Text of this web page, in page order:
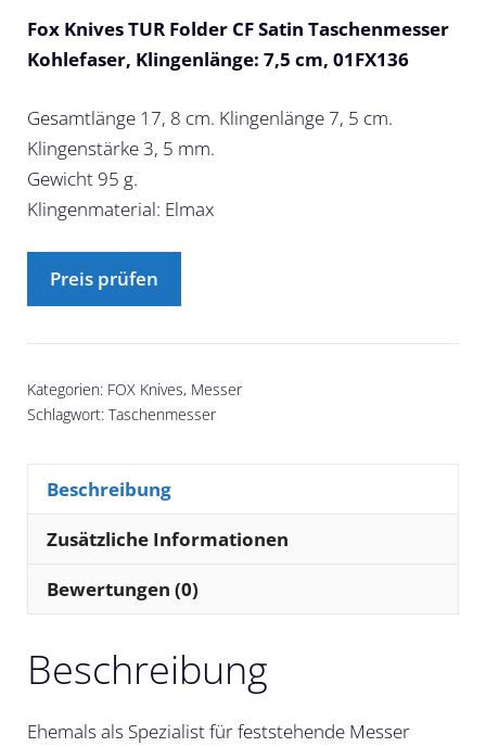
Fox Knives TUR Folder CF Satin Taschenmesser
Kohlefaser, Klingenlänge: 7,5 cm, 01FX136
Gesamtlänge 17, 8 cm. Klingenlänge 7, 5 cm.
Klingenstärke 3, 5 mm.
Gewicht 95 g.
Klingenmaterial: Elmax
Preis prüfen
Kategorien: FOX Knives, Messer
Schlagwort: Taschenmesser
Beschreibung
Zusätzliche Informationen
Bewertungen (0)
Beschreibung
Ehemals als Spezialist für feststehende Messer